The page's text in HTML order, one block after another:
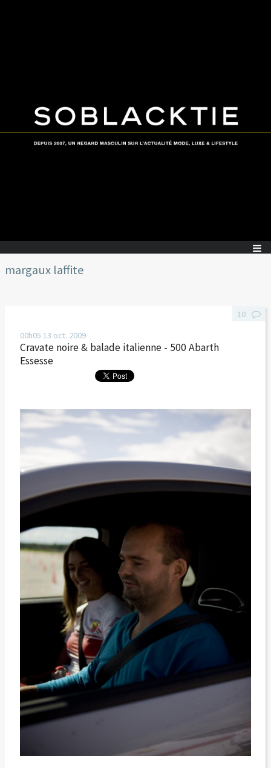
margaux laffite
00h05 13 oct. 2009
Cravate noire & balade italienne - 500 Abarth
Essesse
10